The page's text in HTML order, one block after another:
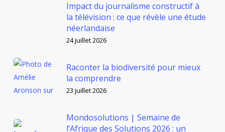
Impact du journalisme constructif à
la télévision : ce que révèle une étude
néerlandaise
24 juillet 2026
Raconter la biodiversité pour mieux
la comprendre
23 juillet 2026
Mondosolutions | Semaine de
l’Afrique des Solutions 2026 : un